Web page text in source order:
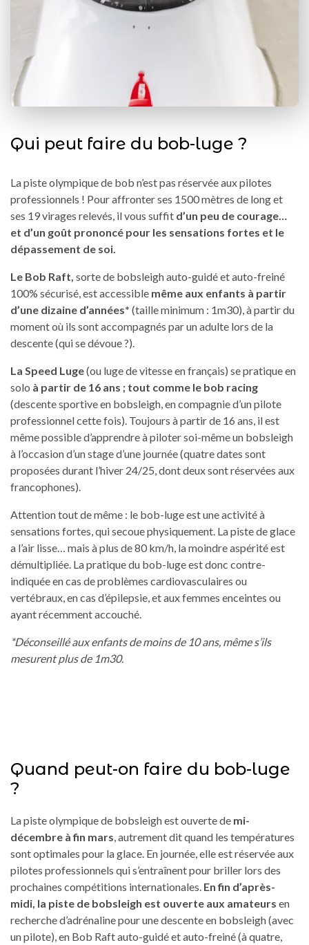
Qui peut faire du bob-luge ?
La piste olympique de bob n’est pas réservée aux pilotes
professionnels ! Pour affronter ses 1500 mètres de long et
ses 19 virages relevés, il vous suffit d’un peu de courage…
et d’un goût prononcé pour les sensations fortes et le
dépassement de soi.
Le Bob Raft, sorte de bobsleigh auto-guidé et auto-freiné
100% sécurisé, est accessible même aux enfants à partir
d’une dizaine d’années* (taille minimum : 1m30), à partir du
moment où ils sont accompagnés par un adulte lors de la
descente (qui se dévoue ?).
La Speed Luge(ou luge de vitesse en français) se pratique en
solo à partir de 16 ans ; tout comme le bob racing
(descente sportive en bobsleigh, en compagnie d’un pilote
professionnel cette fois). Toujours à partir de 16 ans, il est
même possible d’apprendre à piloter soi-même un bobsleigh
à l’occasion d’un stage d’une journée (quatre dates sont
proposées durant l’hiver 24/25, dont deux sont réservées aux
francophones).
Attention tout de même : le bob-luge est une activité à
sensations fortes, qui secoue physiquement. La piste de glace
a l’air lisse… mais à plus de 80 km/h, la moindre aspérité est
démultipliée. La pratique du bob-luge est donc contre-
indiquée en cas de problèmes cardiovasculaires ou
vertébraux, en cas d’épilepsie, et aux femmes enceintes ou
ayant récemment accouché.
*Déconseillé aux enfants de moins de 10 ans, même s’ils
mesurent plus de 1m30.
Quand peut-on faire du bob-luge
?
La piste olympique de bobsleigh est ouverte de mi-
décembre à fin mars , autrement dit quand les températures
sont optimales pour la glace. En journée, elle est réservée aux
pilotes professionnels qui s’entraînent pour briller lors des
prochaines compétitions internationales. En fin d’après-
midi, la piste de bobsleigh est ouverte aux amateurs en
recherche d’adrénaline pour une descente en bobsleigh (avec
un pilote), en Bob Raft auto-guidé et auto-freiné (à quatre,